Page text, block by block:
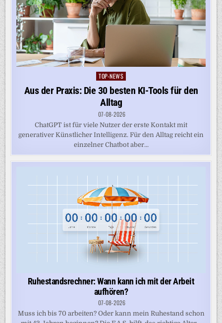
Posted
in
TOP-NEWS
Aus der Praxis: Die 30 besten KI-Tools für den
Alltag
07-08-2026
ChatGPT ist für viele Nutzer der erste Kontakt mit
generativer Künstlicher Intelligenz. Für den Alltag reicht ein
einzelner Chatbot aber...
Ruhestandsrechner: Wann kann ich mit der Arbeit
aufhören?
07-08-2026
Muss ich bis 70 arbeiten? Oder kann mein Ruhestand schon